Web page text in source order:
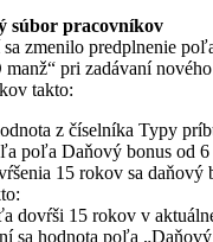
súbor pracovníkov
zmenilo predplnenie
pri zadávaní
takto:
z číselníka Typy
poľa Daňový bonus od
15 rokov sa daňový
dovŕši 15 rokov v
sa hodnota poľa